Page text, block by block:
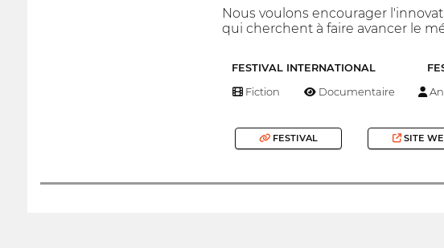
Nous voulons encourager
qui cherchent à faire avancer le
FESTIVAL INTERNATIONAL
Fiction Documentaire
FESTIVAL SITE